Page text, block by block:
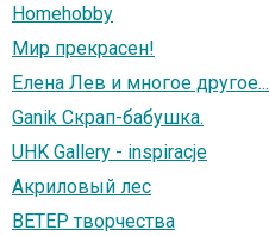
Homehobby
Мир прекрасен!
Елена Лев и многое другое...
Ganik Скрап-бабушка.
UHK Gallery - inspiracje
Акриловый лес
ВЕТЕР творчества